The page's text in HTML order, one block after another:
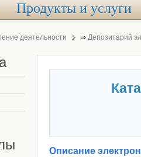
Продукты и услуги
деятельности ⇒ Депозитарий
Описание